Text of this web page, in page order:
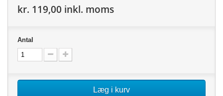
kr. 119,00 inkl. moms
Antal
Læg i kurv